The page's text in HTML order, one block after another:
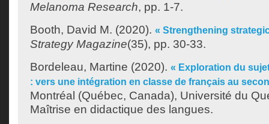
Melanoma Research, pp. 1-7.
Booth, David M. (2020). « Strengthening
Strategy Magazine(35), pp. 30-33.
Bordeleau, Martine (2020). « Exploration du
: vers une intégration en classe de français au
Montréal (Québec, Canada), Université du
Maîtrise en didactique des langues.